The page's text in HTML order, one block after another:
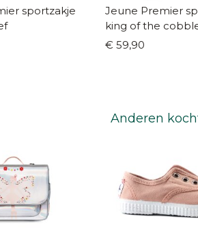
sportzakje
Jeune Premier
king of the
€ 59,90
Anderen